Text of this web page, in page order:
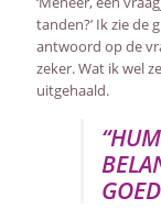
tanden?’ Ik zie de
antwoord op de
zeker. Wat ik wel
uitgehaald.